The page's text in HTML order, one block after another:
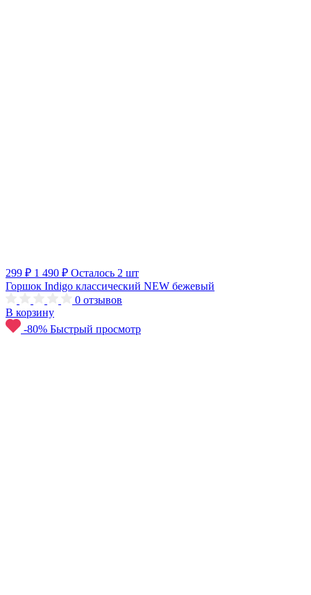
299 ₽ 1 490 ₽ Осталось 2 шт
Горшок Indigo классический NEW бежевый
0 отзывов
В корзину
-80% Быстрый просмотр